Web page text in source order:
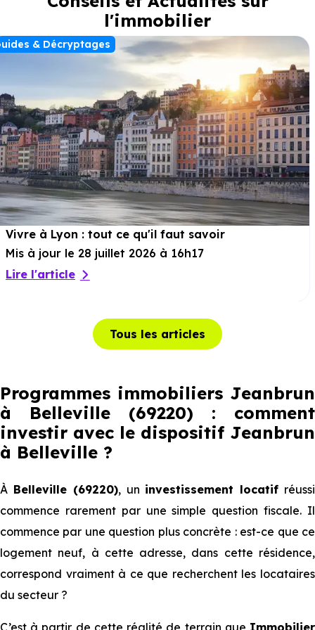
l'immobilier
& Décryptages
Vivre à Lyon : tout ce qu'il faut savoir
Mis à jour le 28 juillet 2026 à 16h17
Lire l'article
Tous les articles
Programmes immobiliers Jeanbrun
à Belleville (69220) : comment
investir avec le dispositif Jeanbrun
à Belleville ?
À Belleville (69220), un investissement locatif réussi
commence rarement par une simple question fiscale. Il
commence par une question plus concrète : est-ce que ce
logement neuf, à cette adresse, dans cette résidence,
correspond vraiment à ce que recherchent les locataires
du secteur ?
C’est à partir de cette réalité de terrain que Immobilier